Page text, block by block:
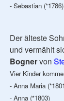
- Sebastian (*1786)
Der älteste
und vermählt
Bognervon
Vier Kinder
- Anna Maria
- Anna (*1803)